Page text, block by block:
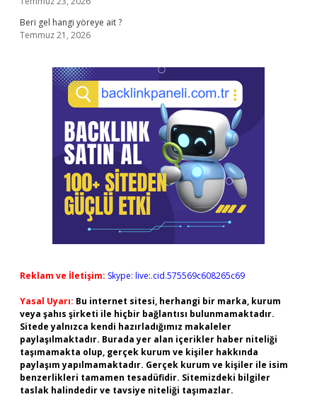
Beri gel hangi yöreye ait ?
Temmuz 21, 2026
Reklam ve İletişim: Skype: live:.cid.575569c608265c69
Yasal Uyarı: Bu internet sitesi, herhangi bir marka, kurum
veya şahıs şirketi ile hiçbir bağlantısı bulunmamaktadır.
Sitede yalnızca kendi hazırladığımız makaleler
paylaşılmaktadır. Burada yer alan içerikler haber niteliği
taşımamakta olup, gerçek kurum ve kişiler hakkında
paylaşım yapılmamaktadır. Gerçek kurum ve kişiler ile isim
benzerlikleri tamamen tesadüfidir. Sitemizdeki bilgiler
taslak halindedir ve tavsiye niteliği taşımazlar.